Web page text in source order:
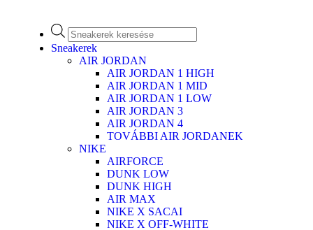
Sneakerek
AIR JORDAN
AIR JORDAN 1 HIGH
AIR JORDAN 1 MID
AIR JORDAN 1 LOW
AIR JORDAN 3
AIR JORDAN 4
TOVÁBBI AIR JORDANEK
NIKE
AIRFORCE
DUNK LOW
DUNK HIGH
AIR MAX
NIKE X SACAI
NIKE X OFF-WHITE